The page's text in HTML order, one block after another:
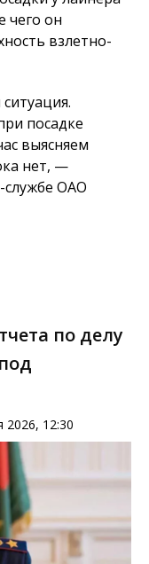
чего он
взлетно-
посадке
выясняем
нет, —
ОАО
по делу
2026, 12:30